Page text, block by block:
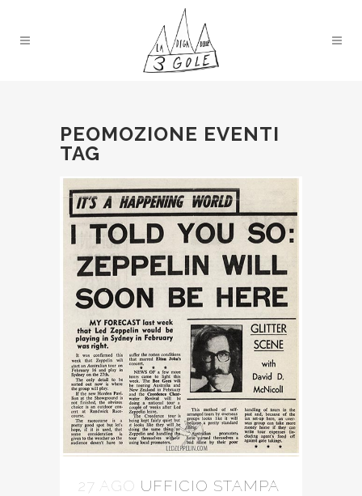
PEOMOZIONE EVENTI
TAG
27 AGO UFFICIO STAMPA